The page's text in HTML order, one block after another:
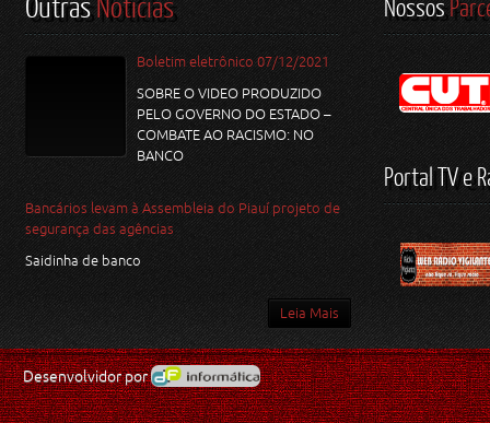
Boletim eletrônico 07/12/2021
SOBRE O VIDEO PRODUZIDO
PELO GOVERNO DO ESTADO –
COMBATE AO RACISMO: NO
BANCO
Bancários levam à Assembleia do Piauí projeto de
segurança das agências
Saidinha de banco
Leia Mais
Nossos
Portal TV e
Desenvolvidor por